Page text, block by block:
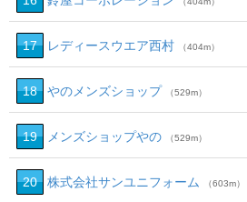
17 レディースウエア西村 （404m）
18 やのメンズショップ （529m）
19 メンズショップやの （529m）
20 株式会社サンユニフォーム （603m）